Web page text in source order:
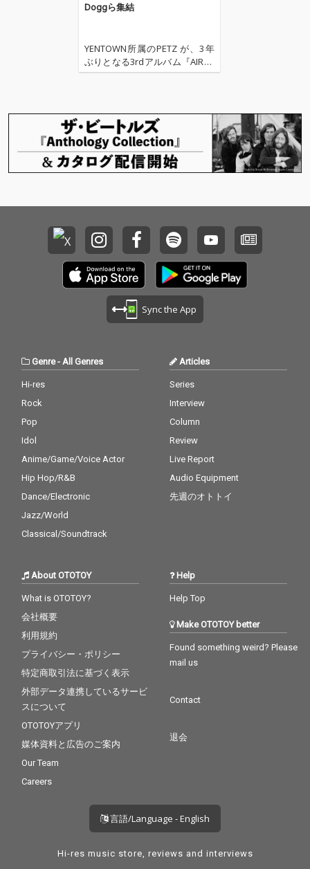
Doggら集結
YENTOWN所属のPETZ が、3年
ぶりとなる3rdアルバム『AIRER
A』のリリースツアーファイナ
ムに参加した、Awich、Jin Dog
g、JNKMN、JUMADIBA、k
Sync the App
Genre-All Genres
Hi-res
Rock
Pop
Idol
Anime/Game/Voice Actor
Hip Hop/R&B
Dance/Electronic
Jazz/World
Classical/Soundtrack
Articles
Series
Interview
Column
Review
Live Report
Audio Equipment
先週のオトトイ
About OTOTOY
What is OTOTOY?
会社概要
利用規約
プライバシー・ポリシー
特定商取引法に基づく表示
外部データ連携しているサービ
スについて
OTOTOYアプリ
媒体資料と広告のご案内
Our Team
Careers
Help
Help Top
Make OTOTOY better
Found something weird? Please
mail us
Contact
退会
言語/Language - English
Hi-res music store, reviews and interviews